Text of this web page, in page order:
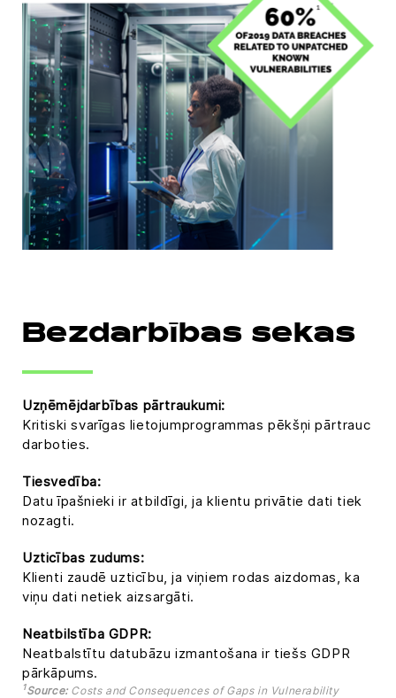
Bezdarbības sekas
Uzņēmējdarbības pārtraukumi:
Kritiski svarīgas lietojumprogrammas pēkšņi pārtrauc
darboties.
Tiesvedība:
Datu īpašnieki ir atbildīgi, ja klientu privātie dati tiek
nozagti.
Uzticības zudums:
Klienti zaudē uzticību, ja viņiem rodas aizdomas, ka
viņu dati netiek aizsargāti.
Neatbilstība GDPR:
Neatbalstītu datubāzu izmantošana ir tiešs GDPR
pārkāpums.
1Source:Costs and Consequences of Gaps in Vulnerability